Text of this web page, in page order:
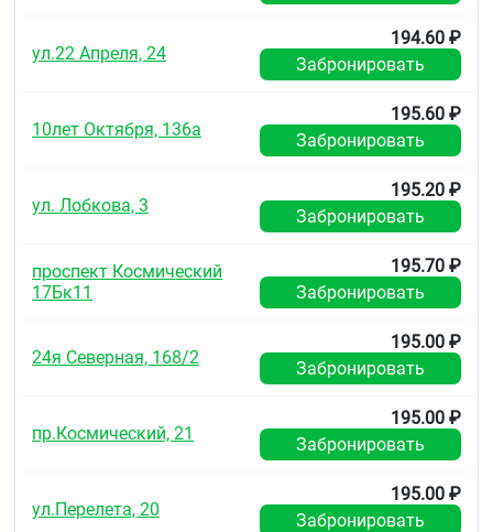
ул.22 Апреля, 24
194.60 ₽
Забронировать
10лет Октября, 136а
195.60 ₽
Забронировать
ул. Лобкова, 3
195.20 ₽
Забронировать
проспект Космический
17Бк11
195.70 ₽
Забронировать
24я Северная, 168/2
195.00 ₽
Забронировать
пр.Космический, 21
195.00 ₽
Забронировать
ул.Перелета, 20
195.00 ₽
Забронировать